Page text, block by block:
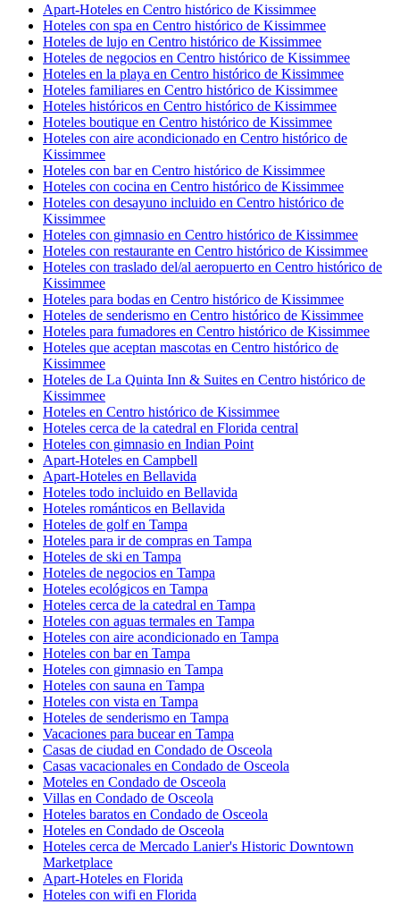
Apart-Hoteles en Centro histórico de Kissimmee
Hoteles con spa en Centro histórico de Kissimmee
Hoteles de lujo en Centro histórico de Kissimmee
Hoteles de negocios en Centro histórico de Kissimmee
Hoteles en la playa en Centro histórico de Kissimmee
Hoteles familiares en Centro histórico de Kissimmee
Hoteles históricos en Centro histórico de Kissimmee
Hoteles boutique en Centro histórico de Kissimmee
Hoteles con aire acondicionado en Centro histórico de
Kissimmee
Hoteles con bar en Centro histórico de Kissimmee
Hoteles con cocina en Centro histórico de Kissimmee
Hoteles con desayuno incluido en Centro histórico de
Kissimmee
Hoteles con gimnasio en Centro histórico de Kissimmee
Hoteles con restaurante en Centro histórico de Kissimmee
Hoteles con traslado del/al aeropuerto en Centro histórico de
Kissimmee
Hoteles para bodas en Centro histórico de Kissimmee
Hoteles de senderismo en Centro histórico de Kissimmee
Hoteles para fumadores en Centro histórico de Kissimmee
Hoteles que aceptan mascotas en Centro histórico de
Kissimmee
Hoteles de La Quinta Inn & Suites en Centro histórico de
Kissimmee
Hoteles en Centro histórico de Kissimmee
Hoteles cerca de la catedral en Florida central
Hoteles con gimnasio en Indian Point
Apart-Hoteles en Campbell
Apart-Hoteles en Bellavida
Hoteles todo incluido en Bellavida
Hoteles románticos en Bellavida
Hoteles de golf en Tampa
Hoteles para ir de compras en Tampa
Hoteles de ski en Tampa
Hoteles de negocios en Tampa
Hoteles ecológicos en Tampa
Hoteles cerca de la catedral en Tampa
Hoteles con aguas termales en Tampa
Hoteles con aire acondicionado en Tampa
Hoteles con bar en Tampa
Hoteles con gimnasio en Tampa
Hoteles con sauna en Tampa
Hoteles con vista en Tampa
Hoteles de senderismo en Tampa
Vacaciones para bucear en Tampa
Casas de ciudad en Condado de Osceola
Casas vacacionales en Condado de Osceola
Moteles en Condado de Osceola
Villas en Condado de Osceola
Hoteles baratos en Condado de Osceola
Hoteles en Condado de Osceola
Hoteles cerca de Mercado Lanier's Historic Downtown
Marketplace
Apart-Hoteles en Florida
Hoteles con wifi en Florida